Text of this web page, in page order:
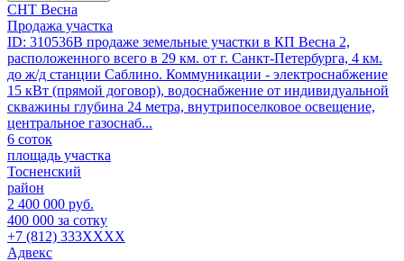
СНТ Весна
Продажа участка
ID: 310536В продаже земельные участки в КП Весна 2,
расположенного всего в 29 км. от г. Санкт-Петербурга, 4 км.
до ж/д станции Саблино. Коммуникации - электроснабжение
15 кВт (прямой договор), водоснабжение от индивидуальной
скважины глубина 24 метра, внутрипоселковое освещение,
центральное газоснаб...
6 соток
площадь участка
Тосненский
район
2 400 000 руб.
400 000 за сотку
+7 (812) 333XXXX
Адвекс